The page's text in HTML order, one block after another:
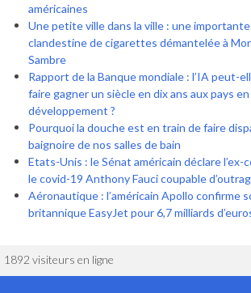
américaines
Une petite ville dans la ville : une
clandestine de cigarettes démantelée à
Sambre
Rapport de la Banque mondiale : l’IA peut-
faire gagner un siècle en dix ans aux pays en
développement ?
Pourquoi la douche est en train de faire
baignoire de nos salles de bain
Etats-Unis : le Sénat américain déclare l’ex-
le covid-19 Anthony Fauci coupable
Aéronautique : l’américain Apollo confirme
britannique EasyJet pour 6,7 milliards
1892 visiteurs en ligne